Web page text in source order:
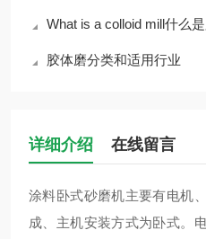
What is a colloid mill什么
胶体磨分类和适用行业
详细介绍 在线留言
涂料卧式砂磨机主要有电机
成、主机安装方式为卧式。